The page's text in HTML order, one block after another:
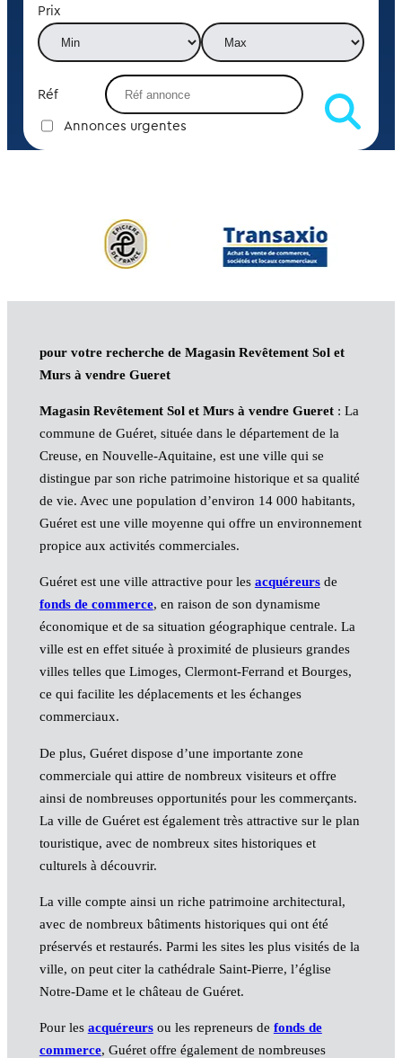
Prix
Réf
Annonces urgentes
pour votre recherche de Magasin Revêtement Sol et
Murs à vendre Gueret
Magasin Revêtement Sol et Murs à vendre Gueret: La
commune de Guéret, située dans le département de la
Creuse, en Nouvelle-Aquitaine, est une ville qui se
distingue par son riche patrimoine historique et sa qualité
de vie. Avec une population d’environ 14 000 habitants,
Guéret est une ville moyenne qui offre un environnement
propice aux activités commerciales.
Guéret est une ville attractive pour les acquéreursde
fonds de commerce, en raison de son dynamisme
économique et de sa situation géographique centrale. La
ville est en effet située à proximité de plusieurs grandes
villes telles que Limoges, Clermont-Ferrand et Bourges,
ce qui facilite les déplacements et les échanges
commerciaux.
De plus, Guéret dispose d’une importante zone
commerciale qui attire de nombreux visiteurs et offre
ainsi de nombreuses opportunités pour les commerçants.
La ville de Guéret est également très attractive sur le plan
touristique, avec de nombreux sites historiques et
culturels à découvrir.
La ville compte ainsi un riche patrimoine architectural,
avec de nombreux bâtiments historiques qui ont été
préservés et restaurés. Parmi les sites les plus visités de la
ville, on peut citer la cathédrale Saint-Pierre, l’église
Notre-Dame et le château de Guéret.
Pour les acquéreursou les repreneurs de fonds de
commerce, Guéret offre également de nombreuses